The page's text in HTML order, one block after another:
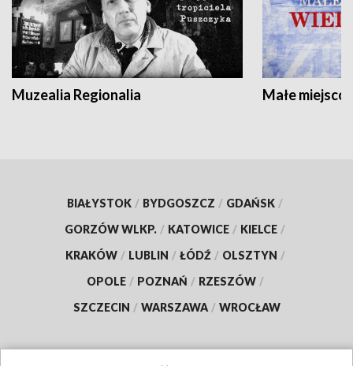
Muzealia Regionalia Małe
BIAŁYSTOK / BYDGOSZCZ / GDAŃSK /
GORZÓW WLKP. / KATOWICE / KIELCE /
KRAKÓW / LUBLIN / ŁÓDŹ / OLSZTYN /
OPOLE / POZNAŃ / RZESZÓW /
SZCZECIN / WARSZAWA / WROCŁAW